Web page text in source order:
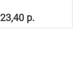
23,40 р.